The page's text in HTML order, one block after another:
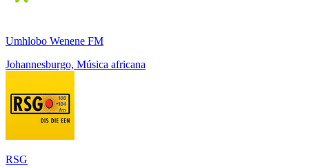
Umhlobo Wenene FM
Johannesburgo, Música africana
RSG